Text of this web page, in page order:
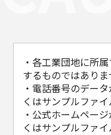
・各工業団地に所
するものではありま
・電話番号のデー
くはサンプルファ
・公式ホームペー
くはサンプルファ